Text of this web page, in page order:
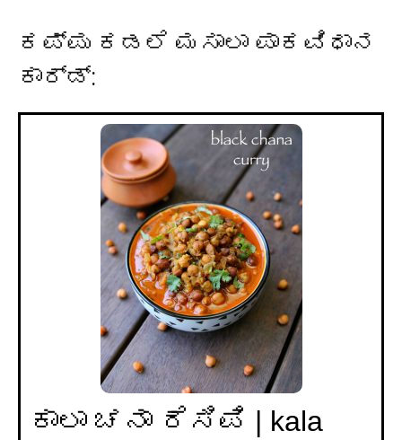
ಕಪ್ಪು ಕಡಲೆ ಮಸಾಲಾ ಪಾಕವಿಧಾನ
ಕಾರ್ಡ್:
ಕಾಲಾ ಚನಾ ರೆಸಿಪಿ | kala